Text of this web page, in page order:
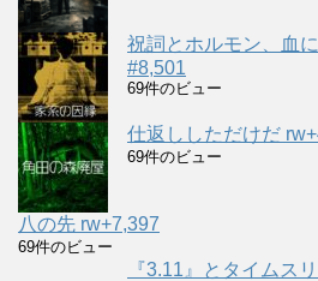
祝詞とホルモン、血
#8,501
69件のビュー
仕返ししただけだ
69件のビュー
八の先 rw+7,397
69件のビュー
『3.11』とタイムス